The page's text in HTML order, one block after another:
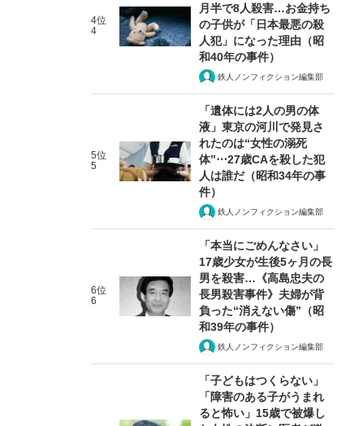
4位
4
月半で8人殺害…お金持ち
の子供が「日本最悪の殺
人犯」になった理由（昭
和40年の事件）
鉄人ノンフィクション編集部
5位
5
「遺体には2人の男の体
液」東京の河川で発見さ
れたのは“女性の溺死
体”⋯27歳CAを殺した犯
人は誰だ（昭和34年の事
件）
鉄人ノンフィクション編集部
6位
6
「本当にごめんなさい」
17歳少女が生後5ヶ月の長
男を殺害…《高島忠夫の
長男殺害事件》夫婦が背
負った“消えない傷”（昭
和39年の事件）
鉄人ノンフィクション編集部
「子どもはつくらない」
「障害のある子がうまれ
ると怖い」15歳で被爆し